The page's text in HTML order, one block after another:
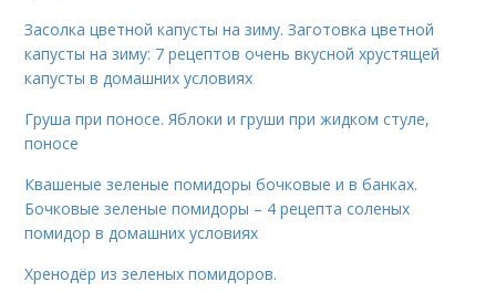
Засолка цветной капусты на зиму. Заготовка цветной
капусты на зиму: 7 рецептов очень вкусной хрустящей
капусты в домашних условиях
Груша при поносе. Яблоки и груши при жидком стуле,
поносе
Квашеные зеленые помидоры бочковые и в банках.
Бочковые зеленые помидоры – 4 рецепта соленых
помидор в домашних условиях
Хренодёр из зеленых помидоров.